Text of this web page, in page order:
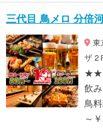
三代目 鳥メロ 分倍
東
ザ 2
飲
鳥
～